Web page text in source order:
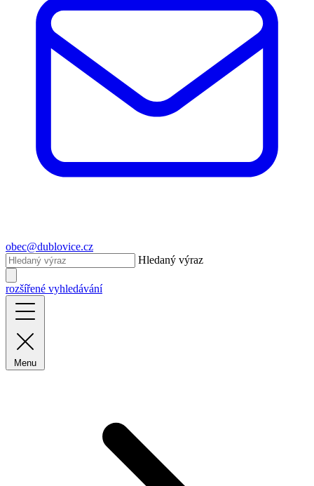
obec@dublovice.cz
Hledaný výraz
rozšířené vyhledávání
Menu